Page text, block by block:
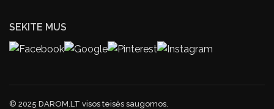
SEKITE MUS
© 2025 DAROM.LT visos teisės saugomos.